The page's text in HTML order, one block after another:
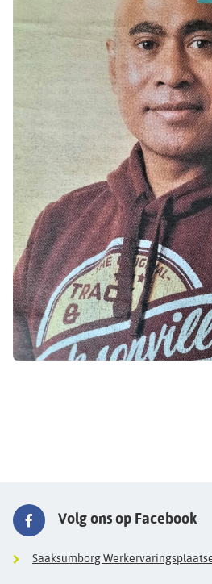
Volg ons op Facebook
Saaksumborg